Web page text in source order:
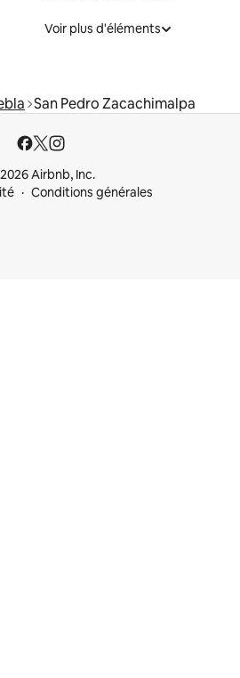
Voir plus d'éléments
San Pedro Zacachimalpa
Airbnb, Inc.
Conditions générales